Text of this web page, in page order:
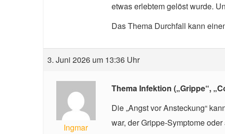
etwas erlebtem gelöst wurde.
Das Thema Durchfall kann
3. Juni 2026 um 13:36 Uhr
Ingmar
Thema Infektion („Grippe“,
Die „Angst vor Ansteckung“
war, der Grippe-Symptome